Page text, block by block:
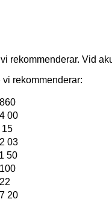
rekommenderar. Vid
rekommenderar:
00
15
03
50
20